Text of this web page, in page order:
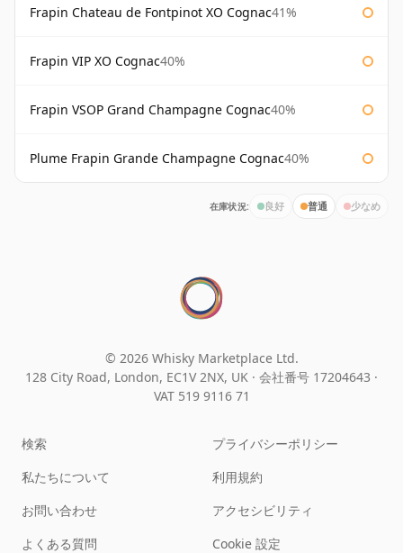
Frapin Chateau de Fontpinot XO Cognac41%
Frapin VIP XO Cognac40%
Frapin VSOP Grand Champagne Cognac40%
Plume Frapin Grande Champagne Cognac40%
在庫状況: 良好 普通 少なめ
© 2026 Whisky Marketplace Ltd.
128 City Road, London, EC1V 2NX, UK · 会社番号 17204643 ·
VAT 519 9116 71
検索
私たちについて
お問い合わせ
よくある質問
プライバシーポリシー
利用規約
アクセシビリティ
Cookie 設定